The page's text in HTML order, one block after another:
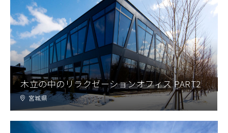
木立の中のリラクゼーションオフィス PART2
宮城県